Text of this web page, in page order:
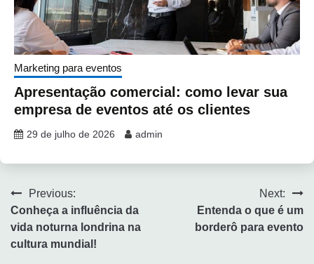
Marketing para eventos
Apresentação comercial: como levar sua
empresa de eventos até os clientes
29 de julho de 2026 admin
Previous:
Conheça a influência da
vida noturna londrina na
cultura mundial!
Next:
Entenda o que é um
borderô para evento